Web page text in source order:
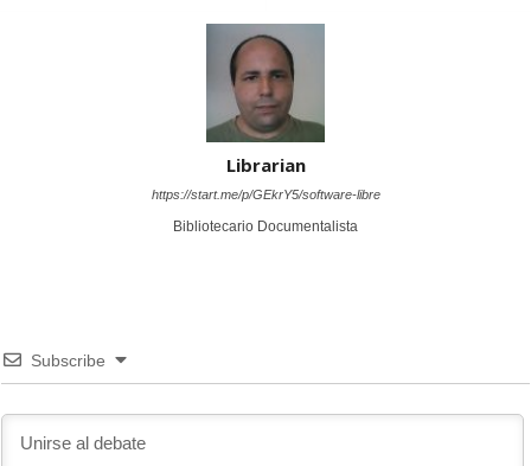
Librarian
https://start.me/p/GEkrY5/software-libre
Bibliotecario Documentalista
Subscribe